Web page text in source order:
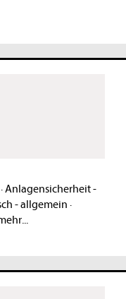
·Anlagensicherheit -
- allgemein ·